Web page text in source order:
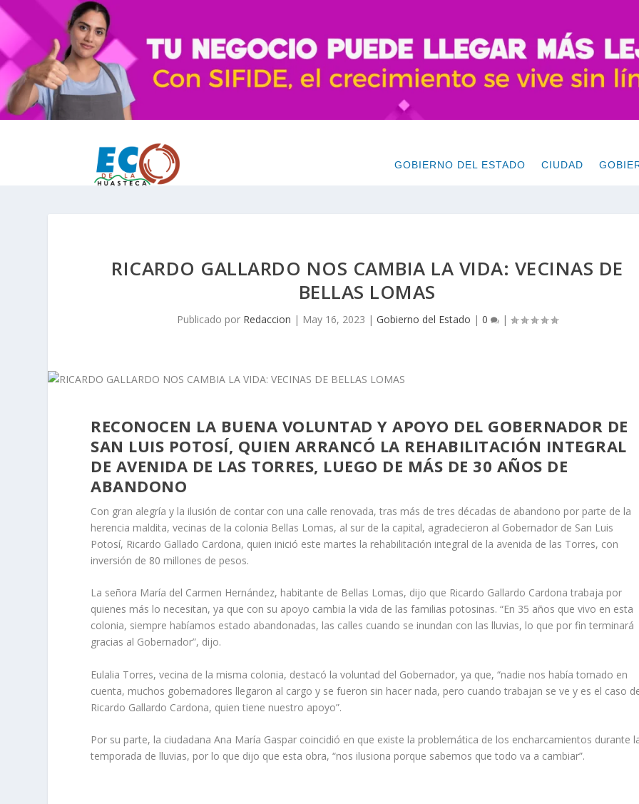
GOBIERNO DEL ESTADO CIUDAD
RICARDO GALLARDO NOS CAMBIA LA VIDA: VECINAS DE
BELLAS LOMAS
Publicado por Redaccion | May 16, 2023 | Gobierno del Estado | 0 |
RECONOCEN LA BUENA VOLUNTAD Y APOYO DEL GOBERNADOR DE
SAN LUIS POTOSÍ, QUIEN ARRANCÓ LA REHABILITACIÓN INTEGRAL
DE AVENIDA DE LAS TORRES, LUEGO DE MÁS DE 30 AÑOS DE
ABANDONO
Con gran alegría y la ilusión de contar con una calle renovada, tras más de tres décadas de abandono por parte de la
herencia maldita, vecinas de la colonia Bellas Lomas, al sur de la capital, agradecieron al Gobernador de San Luis
Potosí, Ricardo Gallado Cardona, quien inició este martes la rehabilitación integral de la avenida de las Torres, con
inversión de 80 millones de pesos.
La señora María del Carmen Hernández, habitante de Bellas Lomas, dijo que Ricardo Gallardo Cardona trabaja por
quienes más lo necesitan, ya que con su apoyo cambia la vida de las familias potosinas. “En 35 años que vivo en esta
colonia, siempre habíamos estado abandonadas, las calles cuando se inundan con las lluvias, lo que por fin terminará
gracias al Gobernador”, dijo.
Eulalia Torres, vecina de la misma colonia, destacó la voluntad del Gobernador, ya que, “nadie nos había tomado en
cuenta, muchos gobernadores llegaron al cargo y se fueron sin hacer nada, pero cuando trabajan se ve y es el caso
Ricardo Gallardo Cardona, quien tiene nuestro apoyo”.
Por su parte, la ciudadana Ana María Gaspar coincidió en que existe la problemática de los encharcamientos durante
temporada de lluvias, por lo que dijo que esta obra, “nos ilusiona porque sabemos que todo va a cambiar”.